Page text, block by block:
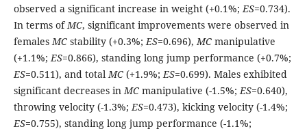
observed a significant increase in weight (+0.1%;ES=0.734).
In terms ofMC, significant improvements were observed in
femalesMC stability (+0.3%;ES=0.696),MC manipulative
(+1.1%;ES=0.866), standing long jump performance (+0.7%;
ES=0.511), and totalMC (+1.9%;ES=0.699). Males exhibited
significant decreases inMC manipulative (-1.5%;ES=0.640),
throwing velocity (-1.3%;ES=0.473), kicking velocity (-1.4%;
ES=0.755), standing long jump performance (-1.1%;